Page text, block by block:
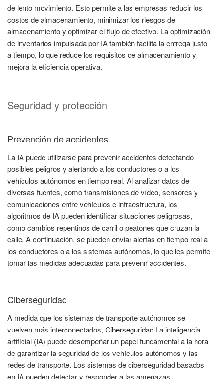
de lento movimiento. Esto permite a las empresas reducir los
costos de almacenamiento, minimizar los riesgos de
almacenamiento y optimizar el flujo de efectivo. La optimización
de inventarios impulsada por IA también facilita la entrega justo
a tiempo, lo que reduce los requisitos de almacenamiento y
mejora la eficiencia operativa.
Seguridad y protección
Prevención de accidentes
La IA puede utilizarse para prevenir accidentes detectando
posibles peligros y alertando a los conductores o a los
vehículos autónomos en tiempo real. Al analizar datos de
diversas fuentes, como transmisiones de vídeo, sensores y
comunicaciones entre vehículos e infraestructura, los
algoritmos de IA pueden identificar situaciones peligrosas,
como cambios repentinos de carril o peatones que cruzan la
calle. A continuación, se pueden enviar alertas en tiempo real a
los conductores o a los sistemas autónomos, lo que les permite
tomar las medidas adecuadas para prevenir accidentes.
Ciberseguridad
A medida que los sistemas de transporte autónomos se
vuelven más interconectados, Ciberseguridad La inteligencia
artificial (IA) puede desempeñar un papel fundamental a la hora
de garantizar la seguridad de los vehículos autónomos y las
redes de transporte. Los sistemas de ciberseguridad basados
en IA pueden detectar y responder a las amenazas